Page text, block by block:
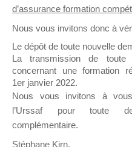
Propositions Mallette
Ce groupe propose
sur lequel il est
ou poser une question.
NB : Il est nécessaire
pouvoir rejoindre ce
d’assurance formation
Nous vous invitons donc à
Le dépôt de toute nouvelle
La transmission de toute
concernant une formation
1er janvier 2022.
Nous vous invitons à
l’Urssaf pour toute
complémentaire.
Stéphane Kirn,